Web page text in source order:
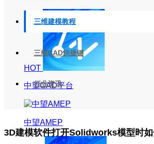
HOT
中望CAD平台
中望AMEP
三维建模教程
三维CAD快捷键
行业资讯
3D建模软件打开Solidworks模型时